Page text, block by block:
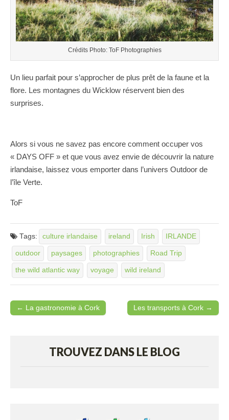
Crédits Photo: ToF Photographies
Un lieu parfait pour s’approcher de plus prêt de la faune et la
flore. Les montagnes du Wicklow réservent bien des
surprises.
Alors si vous ne savez pas encore comment occuper vos
« DAYS OFF » et que vous avez envie de découvrir la nature
irlandaise, laissez vous emporter dans l’univers Outdoor de
l’île Verte.
ToF
Tags: culture irlandaise ireland Irish IRLANDE
outdoor paysages photographies Road Trip
the wild atlantic way voyage wild ireland
Post navigation
← La gastronomie à Cork Les transports à Cork →
TROUVEZ DANS LE BLOG